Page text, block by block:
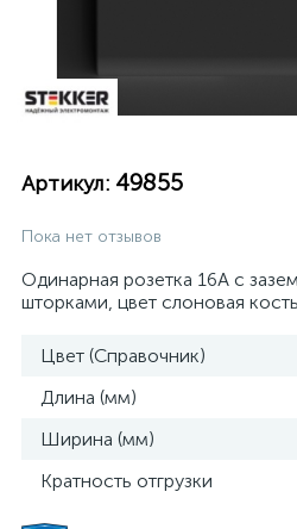
Артикул: 49855
Пока нет отзывов
Одинарная розетка 16А с
шторками, цвет слоновая
Цвет (Справочник)
Длина (мм)
Ширина (мм)
Кратность отгрузки